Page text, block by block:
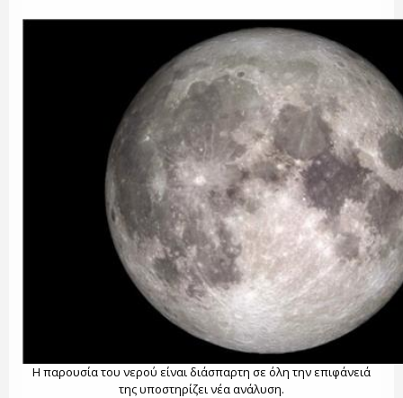
Η παρουσία του νερού είναι διάσπαρτη σε όλη την επιφάνειά
της υποστηρίζει νέα ανάλυση.